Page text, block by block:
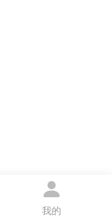
我的